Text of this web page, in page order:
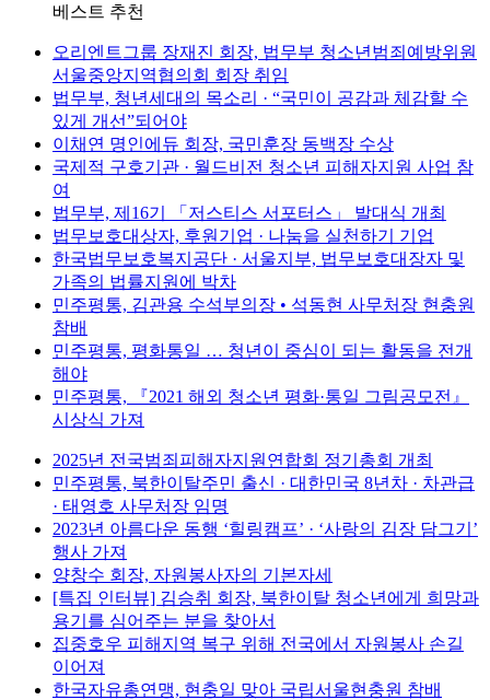
베스트 추천
오리엔트그룹 장재진 회장, 법무부 청소년범죄예방위원
서울중앙지역협의회 회장 취임
법무부, 청년세대의 목소리 · “국민이 공감과 체감할 수
있게 개선”되어야
이채연 명인에듀 회장, 국민훈장 동백장 수상
국제적 구호기관 · 월드비전 청소년 피해자지원 사업 참
여
법무부, 제16기 「저스티스 서포터스」 발대식 개최
법무보호대상자, 후원기업 · 나눔을 실천하기 기업
한국법무보호복지공단 · 서울지부, 법무보호대장자 및
가족의 법률지원에 박차
민주평통, 김관용 수석부의장 • 석동현 사무처장 현충원
참배
민주평통, 평화통일 … 청년이 중심이 되는 활동을 전개
해야
민주평통, 『2021 해외 청소년 평화·통일 그림공모전』
시상식 가져
2025년 전국범죄피해자지원연합회 정기총회 개최
민주평통, 북한이탈주민 출신 · 대한민국 8년차 · 차관급
· 태영호 사무처장 임명
2023년 아름다운 동행 ‘힐링캠프’ · ‘사랑의 김장 담그기’
행사 가져
양창수 회장, 자원봉사자의 기본자세
[특집 인터뷰] 김승취 회장, 북한이탈 청소년에게 희망과
용기를 심어주는 분을 찾아서
집중호우 피해지역 복구 위해 전국에서 자원봉사 손길
이어져
한국자유총연맹, 현충일 맞아 국립서울현충원 참배